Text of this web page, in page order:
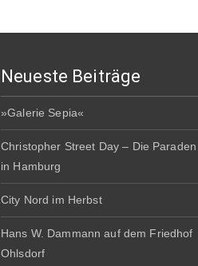
Neueste Beiträge
»Galerie Sepia«
Christopher Street Day – Die Paraden
in Hamburg
City Nord im Herbst
Hans W. Dammann auf dem Friedhof
Ohlsdorf